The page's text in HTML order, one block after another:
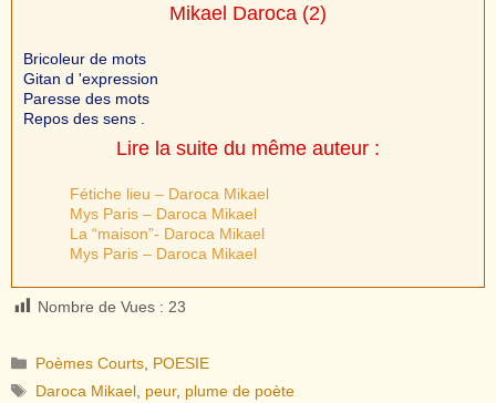
Mikael Daroca (2)
Bricoleur de mots
Gitan d 'expression
Paresse des mots
Repos des sens .
Lire la suite du même auteur :
Fétiche lieu – Daroca Mikael
Mys Paris – Daroca Mikael
La “maison”- Daroca Mikael
Mys Paris – Daroca Mikael
Nombre de Vues : 23
Catégories
Poèmes Courts POESIE
Étiquettes
Daroca Mikael peur, plume de poète